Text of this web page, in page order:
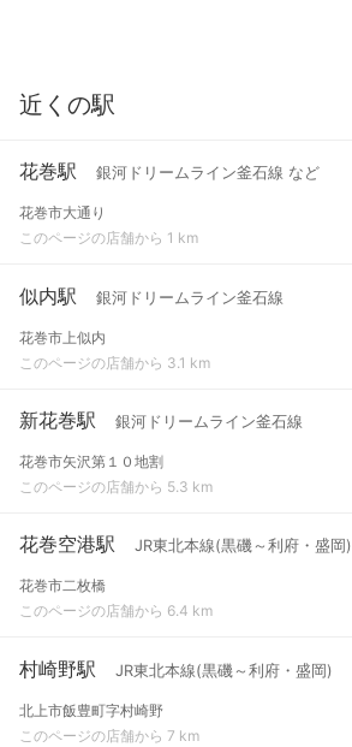
近くの駅
花巻駅 銀河ドリームライン釜石線 など
花巻市大通り
このページの店舗から 1 km
似内駅 銀河ドリームライン釜石線
花巻市上似内
このページの店舗から 3.1 km
新花巻駅 銀河ドリームライン釜石線
花巻市矢沢第１０地割
このページの店舗から 5.3 km
花巻空港駅 JR東北本線(黒磯～利府・盛岡)
花巻市二枚橋
このページの店舗から 6.4 km
村崎野駅 JR東北本線(黒磯～利府・盛岡)
北上市飯豊町字村崎野
このページの店舗から 7 km